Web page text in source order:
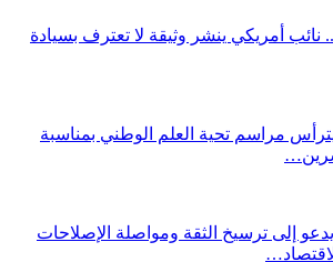
نائب أمريكي ينشر وثيقة لا تعترف بسيادة
مراسم تحية العلم الوطني بمناسبة
إلى ترسيخ الثقة ومواصلة الإصلاحات